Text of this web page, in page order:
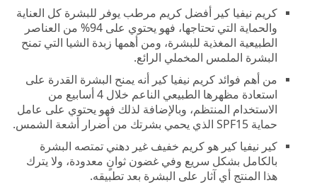
كريم نيفيا كير أفضل كريم مرطب يوفر للبشرة كل العناية
والحماية التي تحتاجها، فهو يحتوي على 94% من العناصر
الطبيعية المغذية للبشرة، ومن أهمها زبدة الشيا التي تمنح
البشرة الملمس المخملي الرائع.
من أهم فوائد كريم نيفيا كير أنه يمنح البشرة القدرة على
استعادة مظهرها الطبيعي الناعم خلال 4 أسابيع من
الاستخدام المنتظم، وبالإضافة لذلك فهو يحتوي على عامل
حماية SPF15 الذي يحمي بشرتك من أضرار أشعة الشمس.
كير نيفيا كير هو كريم خفيف غير دهني تمتصه البشرة
بالكامل بشكل سريع وفي غضون ثوانٍ معدودة، ولا يترك
هذا المنتج أي آثار على البشرة بعد تطبيقه.